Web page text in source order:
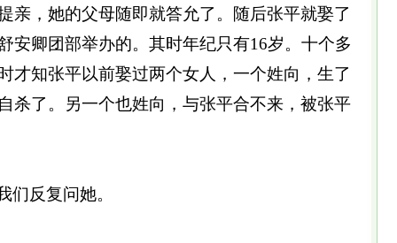
亲，她的父母随即就答允了。随后张平就娶了
安卿团部举办的。其时年纪只有16岁。十个多
才知张平以前娶过两个女人，一个姓向，生了
杀了。另一个也姓向，与张平合不来，被张平
反复问她。